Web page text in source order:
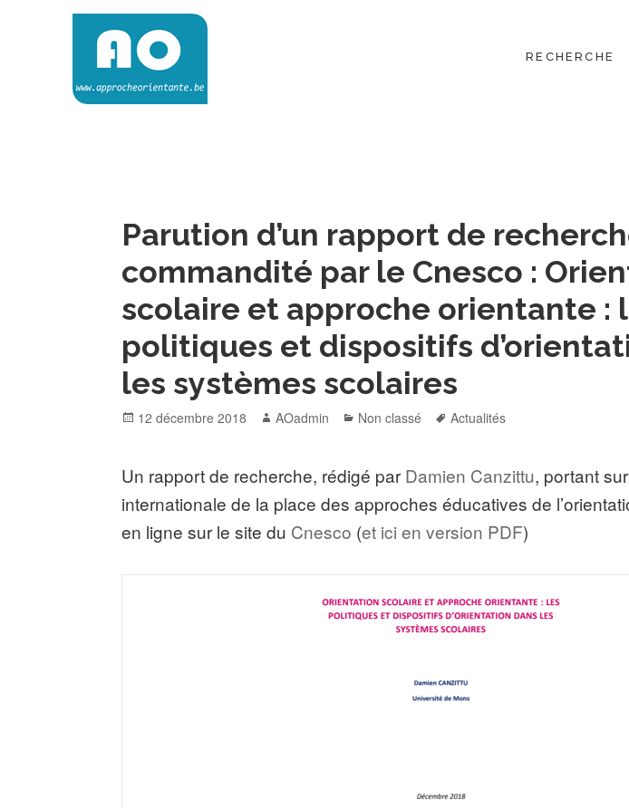
RECHERCHE
Parution d’un rapport de
commandité par le Cnesco :
scolaire et approche orientante :
politiques et dispositifs
les systèmes scolaires
Posted
12 décembre 2018 Author
AOadmin Categories
Non classé Tags
Actualités
Un rapport de recherche, rédigé par Damien Canzittu, portant
internationale de la place des approches éducatives de
en ligne sur le site du Cnesco (et ici en version PDF)